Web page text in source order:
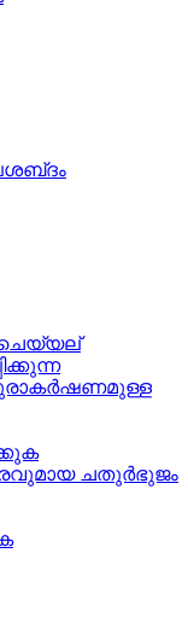
ചതുര്‍ഭുജം